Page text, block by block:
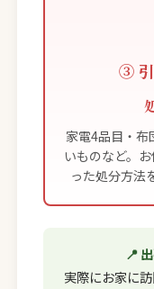
③ 引
家電4品目・布
いものなど。
った処分方法
📍
実際にお家に